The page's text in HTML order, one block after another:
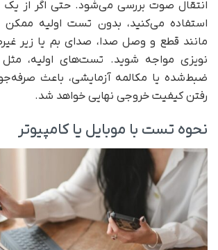
انتقال صوت بررسی می‌شود. حتی اگر از یک
استفاده می‌کنید، بدون تست اولیه
مانند قطع و وصل صدا، صدای بم یا زیر
نویزی مواجه شوید. تست‌های اولیه،
ضبط‌شده یا مکالمه آزمایشی، باعث
رفتن کیفیت خروجی نهایی خواهد شد.
نحوه تست با موبایل یا کامپیوتر